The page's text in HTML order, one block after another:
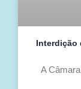
Interdição
A